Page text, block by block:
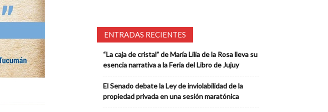
ENTRADAS RECIENTES
“La caja de cristal” de María Lilia de la Rosa lleva su
esencia narrativa a la Feria del Libro de Jujuy
El Senado debate la Ley de inviolabilidad de la
propiedad privada en una sesión maratónica